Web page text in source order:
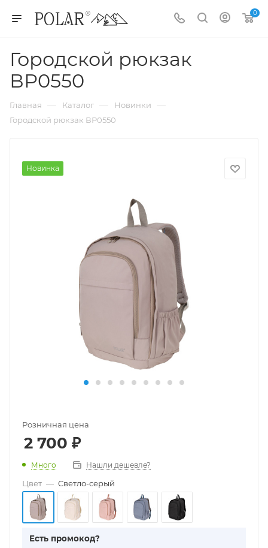
0
Городской рюкзак
ВР0550
Главная — Каталог — Новинки —
Городской рюкзак ВР0550
Новинка
Розничная цена
2 700 ₽
Много Нашли дешевле?
Цвет — Cветло-серый
Есть промокод?